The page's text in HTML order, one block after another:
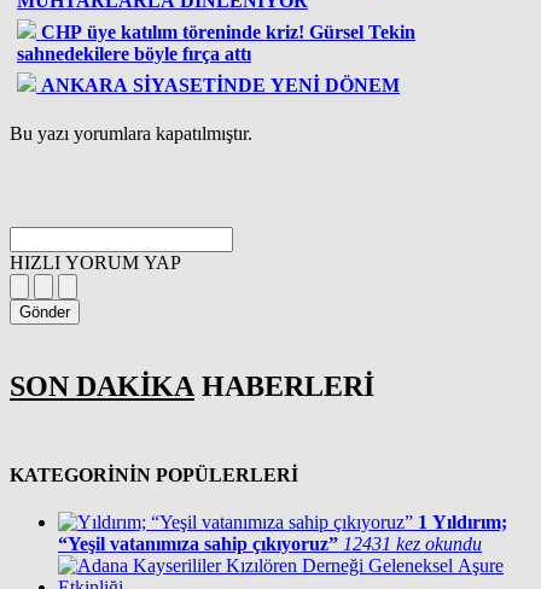
CHP üye katılım töreninde kriz! Gürsel Tekin
sahnedekilere böyle fırça attı
ANKARA SİYASETİNDE YENİ DÖNEM
Bu yazı yorumlara kapatılmıştır.
HIZLI YORUM YAP
Gönder
SON DAKİKA HABERLERİ
KATEGORİNİN POPÜLERLERİ
1 Yıldırım;
“Yeşil vatanımıza sahip çıkıyoruz” 12431 kez okundu